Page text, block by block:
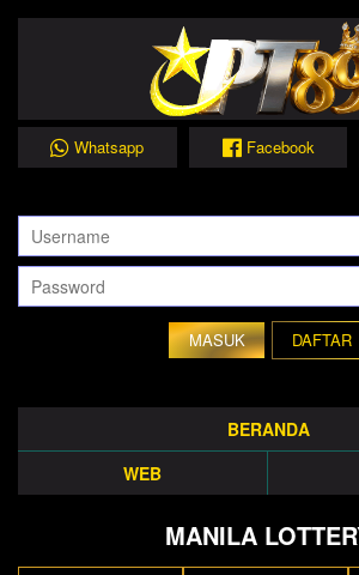
Whatsapp Facebook
DAFTAR
BERANDA
WEB
MANILA